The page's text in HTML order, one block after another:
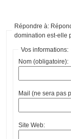
Répondre à:
domination est-elle
Vos informations:
Nom (obligatoire):
Mail (ne sera pas
Site Web: